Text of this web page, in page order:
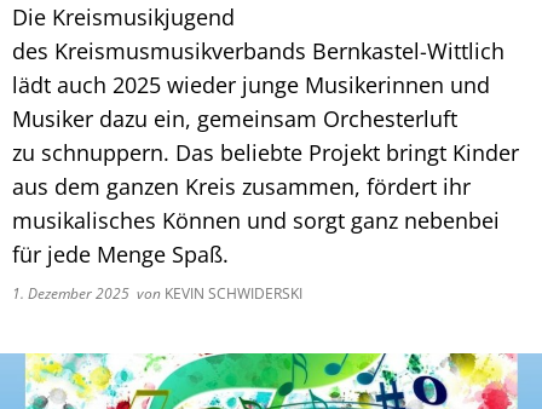
Bachelor of Arts
Praktikum
Vergaben
Öffentliche Bekanntmachungen
Bankverbindungen
Leitbild der Kreisverwaltung
Kreishaus & Fritz von Wille
Orange
Zu Hause
Ehrenamtliche Vormundschaft
Kulturpreis des Landkreises
Die Kreismusikjugend
des Kreismusmusikverbands Bernkastel-Wittlich
lädt auch 2025 wieder junge Musikerinnen und
Musiker dazu ein, gemeinsam Orchesterluft
zu schnuppern. Das beliebte Projekt bringt Kinder
aus dem ganzen Kreis zusammen, fördert ihr
musikalisches Können und sorgt ganz nebenbei
für jede Menge Spaß.
1. Dezember 2025 von KEVIN SCHWIDERSKI